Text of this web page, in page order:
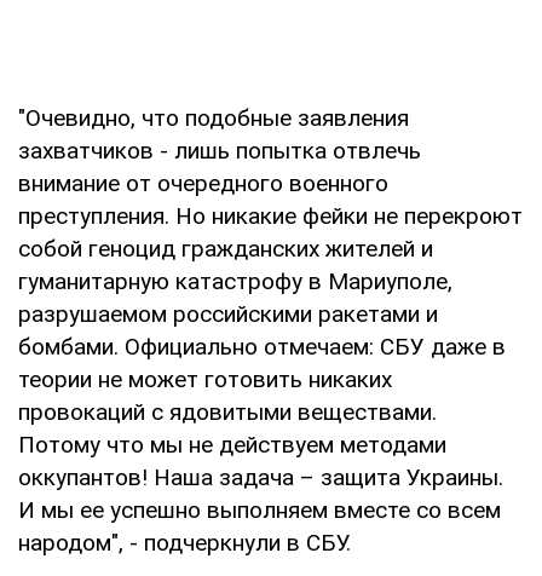
"Очевидно, что подобные заявления
захватчиков - лишь попытка отвлечь
внимание от очередного военного
преступления. Но никакие фейки не перекроют
собой геноцид гражданских жителей и
гуманитарную катастрофу в Мариуполе,
разрушаемом российскими ракетами и
бомбами. Официально отмечаем: СБУ даже в
теории не может готовить никаких
провокаций с ядовитыми веществами.
Потому что мы не действуем методами
оккупантов! Наша задача – защита Украины.
И мы ее успешно выполняем вместе со всем
народом", - подчеркнули в СБУ.